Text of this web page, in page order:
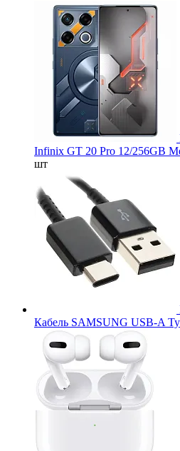
Infinix GT 20 Pro 12/256GB
шт
Кабель SAMSUNG USB-A